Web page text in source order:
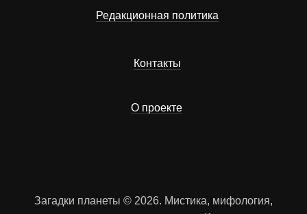
Редакционная политика
Контакты
О проекте
Загадки планеты © 2026. Мистика, мифология,